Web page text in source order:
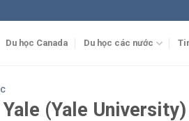
Du học Canada Du học các nước
(Yale University)